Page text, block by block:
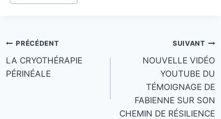
Navigation
de
PRÉCÉDENT
LA CRYOTHÉRAPIE
PÉRINÉALE
SUIVANT
NOUVELLE VIDÉO
YOUTUBE DU
TÉMOIGNAGE DE
FABIENNE SUR SON
CHEMIN DE RÉSILIENCE